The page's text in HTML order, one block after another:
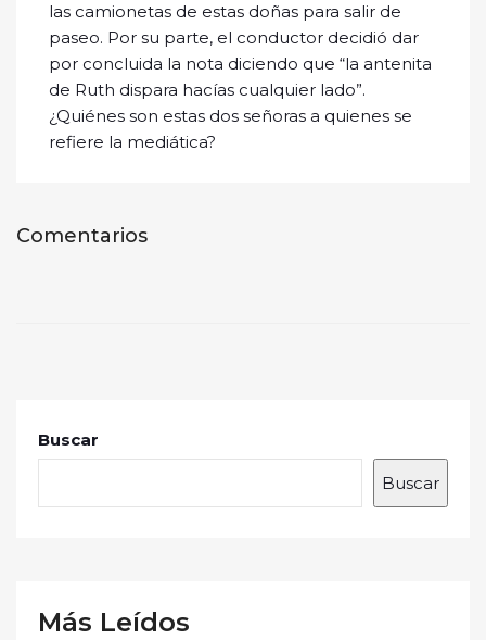
las camionetas de estas doñas para salir de
paseo. Por su parte, el conductor decidió dar
por concluida la nota diciendo que “la antenita
de Ruth dispara hacías cualquier lado”.
¿Quiénes son estas dos señoras a quienes se
refiere la mediática?
Comentarios
Buscar
Buscar
Más Leídos